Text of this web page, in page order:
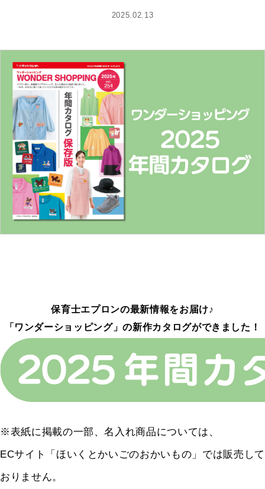
2025.02.13
保育士エプロンの最新情報をお届け♪
「ワンダーショッピング」の新作カタログができました！
※表紙に掲載の一部、名入れ商品については、
ECサイト「ほいくとかいごのおかいもの」では販売して
おりません。